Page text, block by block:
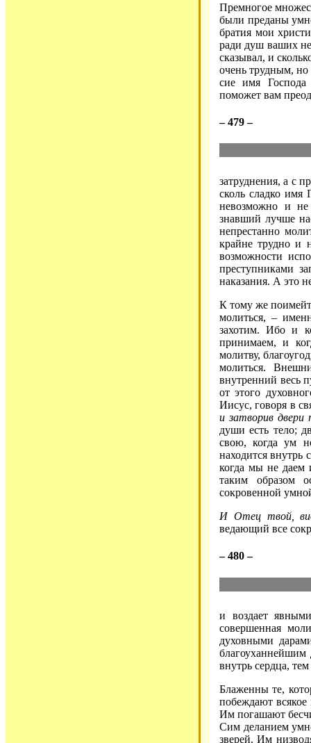
Премногое
были преданы
братия мои
ради душ ваших
сказывал, и
очень трудным, но
сие имя Господа
поможет вам
– 479 –
затруднения, а с
сколь сладко имя
невозможно и
знавший лучше
непрестанно
крайне трудно и
возможности
преступниками
наказания. А это
К тому же
молиться, –
захотим. Ибо и
принимаем, и
молитву,
молиться.
внутренний весь
от этого
Иисус, говоря в
и затворив
души есть тело;
свою, когда ум
находится внутрь
когда мы не
таким образом
сокровенной
И Отец твой,
ведающий все
– 480 –
и воздает
совершенная
духовными
благоуханнейшим
внутрь сердца,
Блаженны те,
побеждают
Им погашают
Сим деланием
зверей. Им